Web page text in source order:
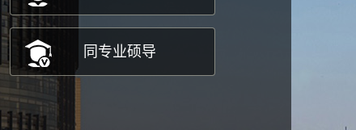
同专业硕导